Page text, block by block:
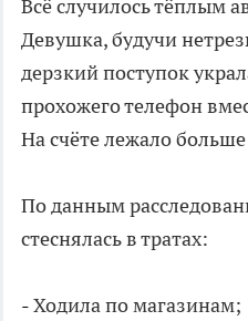
Всё случилось тёплым
Девушка, будучи
дерзкий поступок
прохожего телефон
На счёте лежало
По данным
стеснялась в тратах:
-Ходила по магазинам;